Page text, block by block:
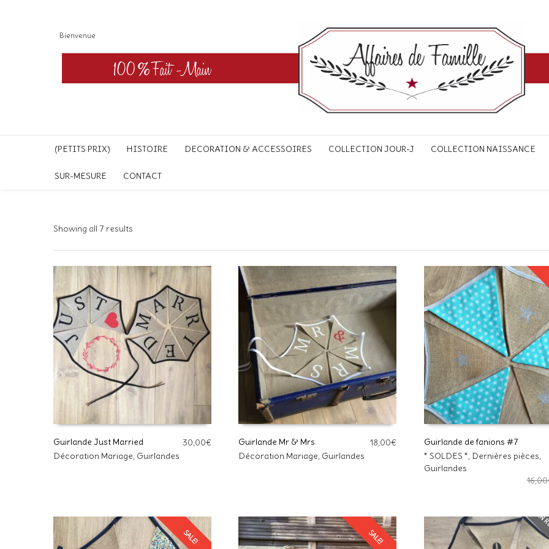
Bienvenue
(PETITS PRIX) HISTOIRE DECORATION & ACCESSOIRES COLLECTION JOUR-J COLLECTION NAISSANCE
SUR-MESURE CONTACT
Showing all 7 results
AJOUTER AU PANIER
Guirlande Just Married
Décoration Mariage, Guirlandes
30,00€
AJOUTER AU PANIER
Guirlande Mr & Mrs
Décoration Mariage, Guirlandes
18,00€
AJOUTER AU PANIER
Guirlande de fanions #7
* SOLDES *, Dernières pièces,
Guirlandes
16,00
SALE! SALE! EN